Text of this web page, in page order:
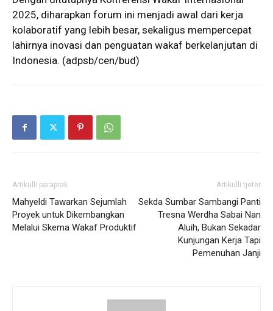
2025, diharapkan forum ini menjadi awal dari kerja
kolaboratif yang lebih besar, sekaligus mempercepat
lahirnya inovasi dan penguatan wakaf berkelanjutan di
Indonesia. (adpsb/cen/bud)
Artikulli paraprak
Mahyeldi Tawarkan Sejumlah
Proyek untuk Dikembangkan
Melalui Skema Wakaf Produktif
Artikulli tjetër
Sekda Sumbar Sambangi Panti
Tresna Werdha Sabai Nan
Aluih, Bukan Sekadar
Kunjungan Kerja Tapi
Pemenuhan Janji